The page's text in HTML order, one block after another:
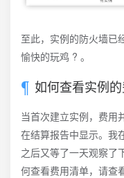
至此，实例的防火墙已
愉快的玩鸡 ? 。
如何查看实例
当首次建立实例，费用
在结算报告中显示。我
之后又等了一天观察了
何查看费用清单，请查